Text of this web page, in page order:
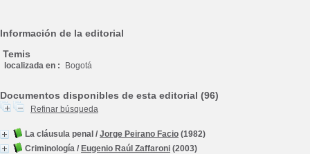
Información de la editorial
Temis
localizada en : Bogotá
Documentos disponibles de esta editorial (96)
Refinar búsqueda
La cláusula penal / Jorge Peirano Facio (1982)
Criminología / Eugenio Raúl Zaffaroni (2003)